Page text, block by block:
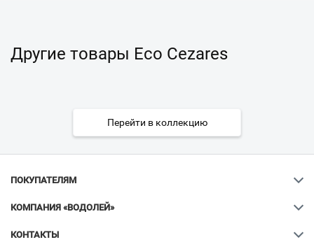
Другие товары Eco Cezares
Перейти в коллекцию
ПОКУПАТЕЛЯМ
КОМПАНИЯ «ВОДОЛЕЙ»
КОНТАКТЫ